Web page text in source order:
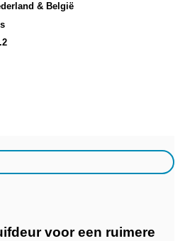
& België
voor een ruimere